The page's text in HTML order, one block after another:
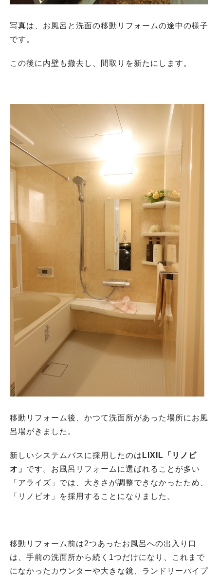
写真は、お風呂と洗面の移動リフォームの途中の様子
です。
この後に内壁も撤去し、間取りを新たにします。
移動リフォーム後、かつて洗面所があった場所にお風
呂場がきました。
新しいシステムバスに採用したのは LIXIL「リノビ
オ」 です。お風呂リフォームに選ばれることが多い
「アライズ」では、大きさが調整できなかったため、
「リノビオ」を採用することになりました。
移動リフォーム前は2つあったお風呂への出入り口
は、手前の洗面所から続く1つだけになり、これまで
になかったカウンターや大きな鏡、ランドリーパイプ